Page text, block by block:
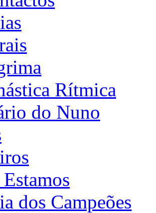
Rítmica
do Nuno
dos Campeões